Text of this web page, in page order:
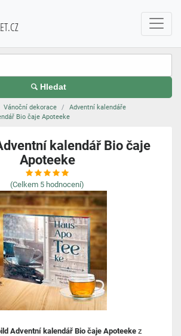
Hledat
Vánoční dekorace
Adventní kalendáře
Bio čaje Apoteeke
kalendář Bio čaje
Apoteeke
(Celkem 5 hodnocení)
Adventní kalendář Bio čaje Apoteekez